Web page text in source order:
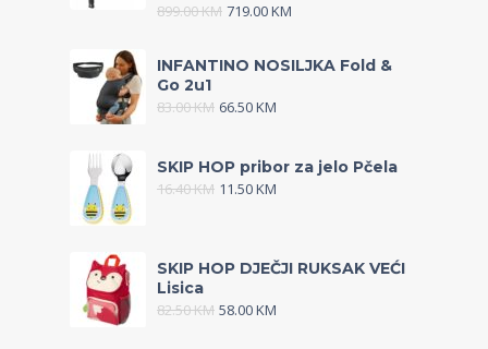
899.00KM 719.00KM
INFANTINO NOSILJKA Fold &
Go 2u1
83.00KM 66.50KM
SKIP HOP pribor za jelo Pčela
16.40KM 11.50KM
SKIP HOP DJEČJI RUKSAK VEĆI
Lisica
82.50KM 58.00KM